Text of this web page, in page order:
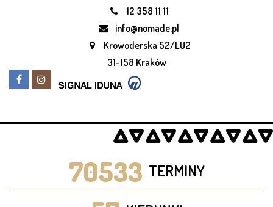
12 358 11 11
info@nomade.pl
Krowoderska 52/LU2
31-158 Kraków
70533 TERMINY